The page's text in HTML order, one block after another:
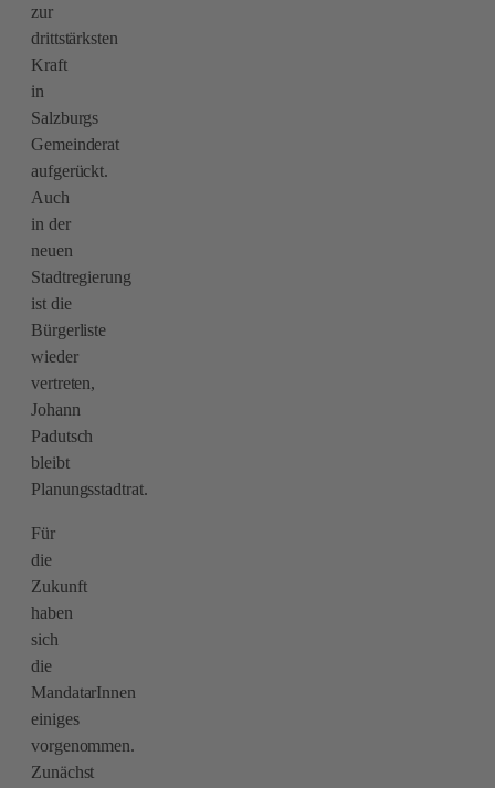
zur
drittstärksten
Kraft
in
Salzburgs
Gemeinderat
aufgerückt.
Auch
in der
neuen
Stadtregierung
ist die
Bürgerliste
wieder
vertreten,
Johann
Padutsch
bleibt
Planungsstadtrat.
Für
die
Zukunft
haben
sich
die
MandatarInnen
einiges
vorgenommen.
Zunächst